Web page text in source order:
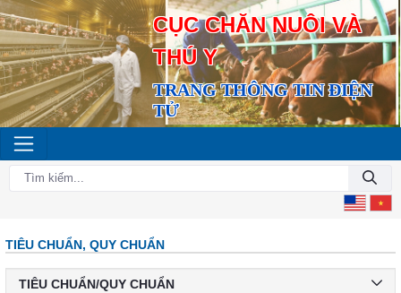
CỤC CHĂN NUÔI VÀ
THÚ Y
TRANG THÔNG TIN ĐIỆN
TỬ
TIÊU CHUẨN, QUY CHUẨN
TIÊU CHUẨN/QUY CHUẨN